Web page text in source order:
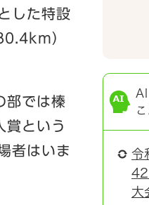
した特設
）
部では榛
賞という
者はいま
令
42
大